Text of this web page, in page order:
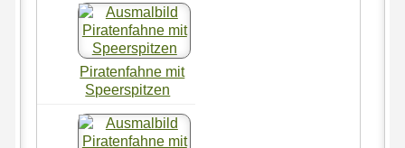
Piratenfahne mit
Speerspitzen